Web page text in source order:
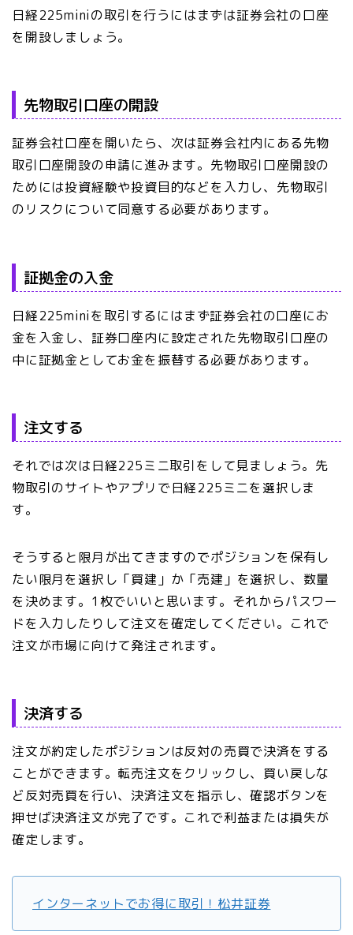
日経225miniの取引を行うにはまずは証券会社の口座
を開設しましょう。
先物取引口座の開設
証券会社口座を開いたら、次は証券会社内にある先物
取引口座開設の申請に進みます。先物取引口座開設の
ためには投資経験や投資目的などを入力し、先物取引
のリスクについて同意する必要があります。
証拠金の入金
日経225miniを取引するにはまず証券会社の口座にお
金を入金し、証券口座内に設定された先物取引口座の
中に証拠金としてお金を振替する必要があります。
注文する
それでは次は日経225ミニ取引をして見ましょう。先
物取引のサイトやアプリで日経225ミニを選択しま
す。
そうすると限月が出てきますのでポジションを保有し
たい限月を選択し「買建」か「売建」を選択し、数量
を決めます。1枚でいいと思います。それからパスワー
ドを入力したりして注文を確定してください。これで
注文が市場に向けて発注されます。
決済する
注文が約定したポジションは反対の売買で決済をする
ことができます。転売注文をクリックし、買い戻しな
ど反対売買を行い、決済注文を指示し、確認ボタンを
押せば決済注文が完了です。これで利益または損失が
確定します。
インターネットでお得に取引！松井証券